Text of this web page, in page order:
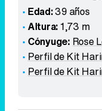
Edad:39 años
Altura:1,73 m
Cónyuge: Rose
Perfil de Kit
Perfil de Kit